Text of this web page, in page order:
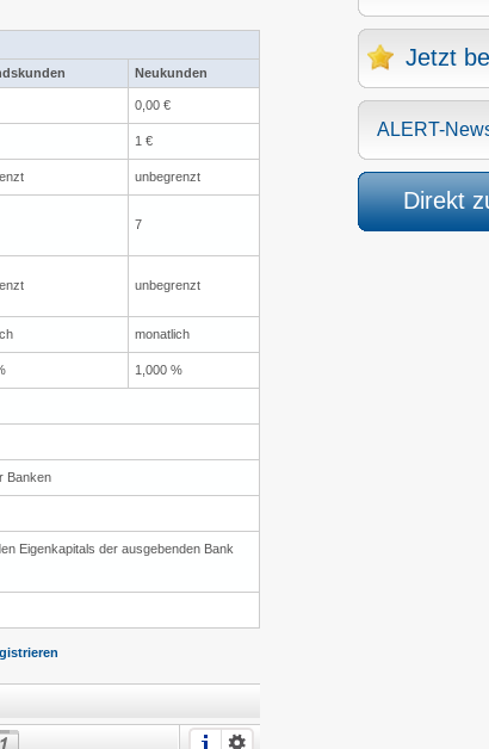
Neukunden
0,00 €
1 €
unbegrenzt
7
unbegrenzt
monatlich
1,000 %
Banken
Eigenkapitals der ausgebenden Bank
Jetzt
ALERT-
Direkt